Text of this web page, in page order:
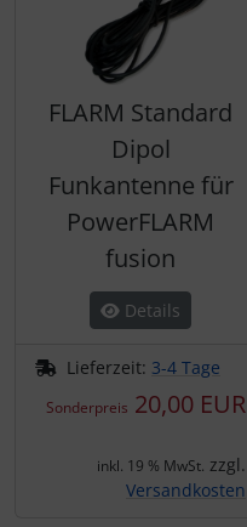
FLARM Standard
Dipol
Funkantenne für
PowerFLARM
fusion
Details
Lieferzeit: 3-4 Tage
Sonderpreis 20,00 EUR
inkl. 19 % MwSt. zzgl.
Versandkosten